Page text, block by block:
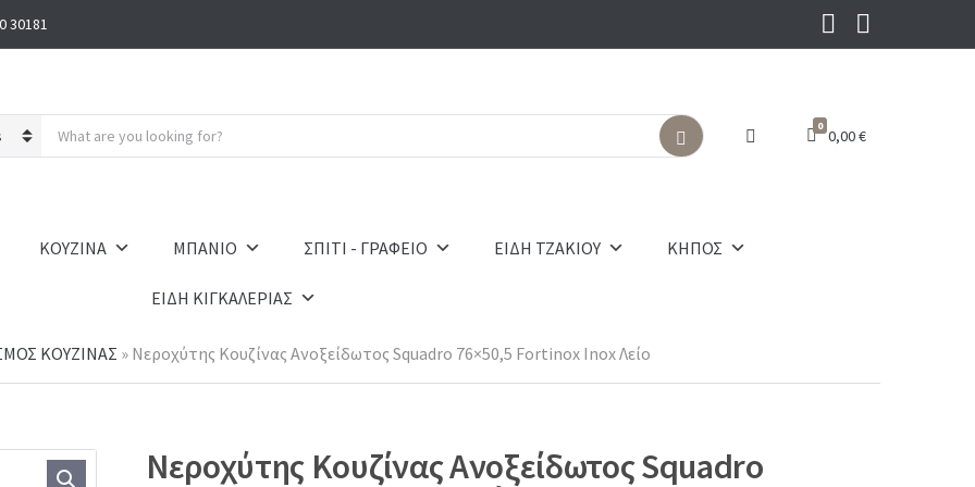
30181
p
c
t
S
h
0 0,00€
ΚΟΥΖΙΝΑ ΜΠΑΝΙΟ ΣΠΙΤΙ - ΓΡΑΦΕΙΟ ΕΙΔΗ ΤΖΑΚΙΟΥ ΚΗΠΟΣ
ΕΙΔΗ ΚΙΓΚΑΛΕΡΙΑΣ
ΚΟΥΖΙΝΑΣ » Νεροχύτης Κουζίνας Ανοξείδωτος Squadro 76×50,5 Fortinox Inox Λείο
Νεροχύτης Κουζίνας Ανοξείδωτος Squadro